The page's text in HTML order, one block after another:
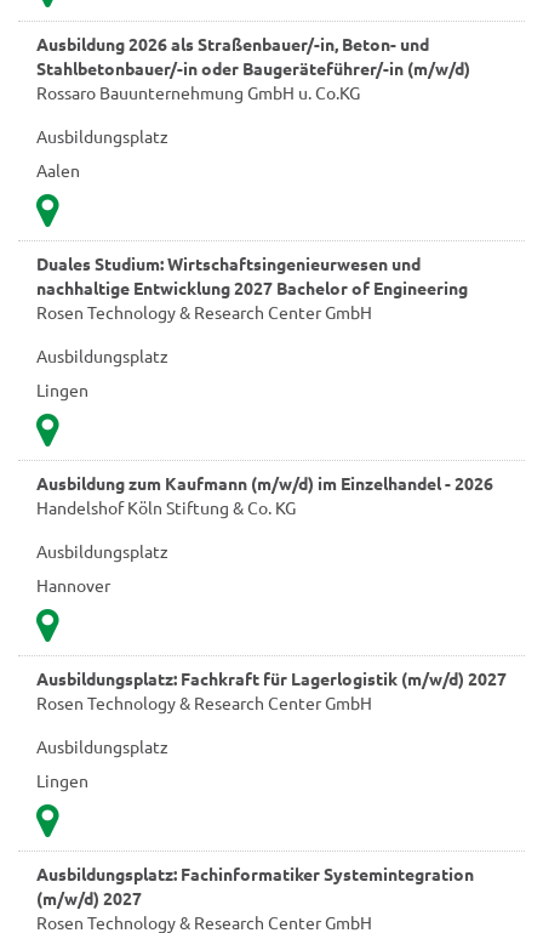
Ausbildung 2026 als Straßenbauer/-in, Beton- und
Stahlbetonbauer/-in oder Baugeräteführer/-in (m/w/d)
Rossaro Bauunternehmung GmbH u. Co.KG
Ausbildungsplatz
Aalen
Duales Studium: Wirtschaftsingenieurwesen und
nachhaltige Entwicklung 2027 Bachelor of Engineering
Rosen Technology & Research Center GmbH
Ausbildungsplatz
Lingen
Ausbildung zum Kaufmann (m/w/d) im Einzelhandel - 2026
Handelshof Köln Stiftung & Co. KG
Ausbildungsplatz
Hannover
Ausbildungsplatz: Fachkraft für Lagerlogistik (m/w/d) 2027
Rosen Technology & Research Center GmbH
Ausbildungsplatz
Lingen
Ausbildungsplatz: Fachinformatiker Systemintegration
(m/w/d) 2027
Rosen Technology & Research Center GmbH